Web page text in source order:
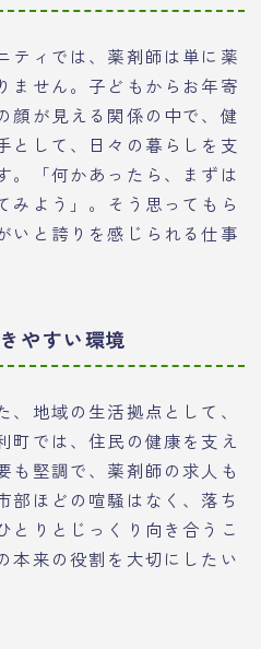
ティでは、薬剤師は単に薬
ません。子どもからお年寄
顔が見える関係の中で、健
として、日々の暮らしを支
。「何かあったら、まずは
みよう」。そう思ってもら
いと誇りを感じられる仕事
やすい環境
地域の生活拠点として、
町では、住民の健康を支え
も堅調で、薬剤師の求人も
部ほどの喧騒はなく、落ち
とりとじっくり向き合うこ
本来の役割を大切にしたい